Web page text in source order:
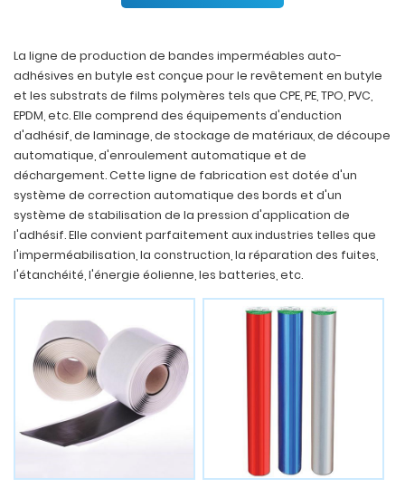
La ligne de production de bandes imperméables auto-
adhésives en butyle est conçue pour le revêtement en butyle
et les substrats de films polymères tels que CPE, PE, TPO, PVC,
EPDM, etc. Elle comprend des équipements d'enduction
d'adhésif, de laminage, de stockage de matériaux, de découpe
automatique, d'enroulement automatique et de
déchargement. Cette ligne de fabrication est dotée d'un
système de correction automatique des bords et d'un
système de stabilisation de la pression d'application de
l'adhésif. Elle convient parfaitement aux industries telles que
l'imperméabilisation, la construction, la réparation des fuites,
l'étanchéité, l'énergie éolienne, les batteries, etc.